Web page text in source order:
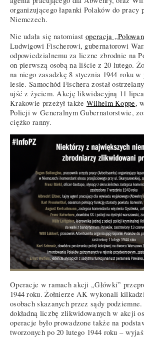
organizującego łapanki Polaków do pracy
Niemczech.
Nie udała się natomiastoperacja
Ludwigowi Fischerowi, gubernatorowi
odpowiedzialnemu za liczne zbrodnie na
on pierwszą osobą na liście z 20 lutego.
na niego zasadzkę 8 stycznia 1944 roku
lesie. Samochód Fischera został
ujść z życiem. Akcję likwidacyjną 11
Krakowie przeżył także Wilhelm Koppe,
Policji w Generalnym Gubernatorstwie,
ciężko ranny.
Operacje w ramach akcji „Główki”
1944 roku. Żołnierze AK wykonali
osobach skazanych przez sądy
dokładną liczbę zlikwidowanych w akcji
operacje było prowadzone także na
tworzonych po 20 lutego 1944 roku –